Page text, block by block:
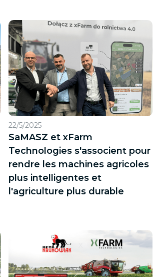
22/5/2025
SaMASZ et xFarm
Technologies s'associent pour
rendre les machines agricoles
plus intelligentes et
l'agriculture plus durable